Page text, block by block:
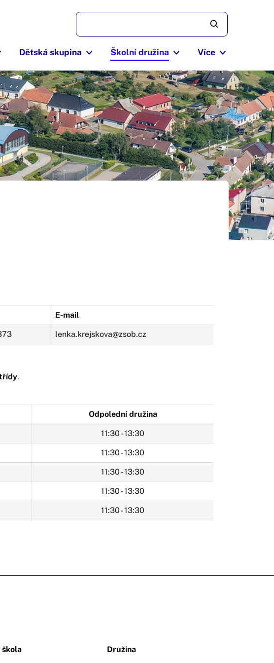
Dětská skupina Školní družina Více
E-mail
lenka.krejskova@zsob.cz
.
Odpolední družina
11:30 - 13:30
11:30 - 13:30
11:30 - 13:30
11:30 - 13:30
11:30 - 13:30
Družina